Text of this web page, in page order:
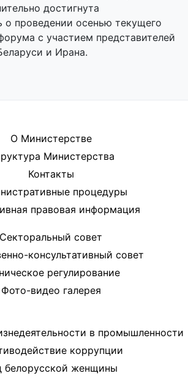
достигнута
о проведении осенью текущего
с участием представителей
и Ирана.
О Министерстве
Министерства
Контакты
процедуры
правовая информация
Секторальный совет
консультативный совет
регулирование
Фото-видео галерея
в промышленности
коррупции
белорусской женщины